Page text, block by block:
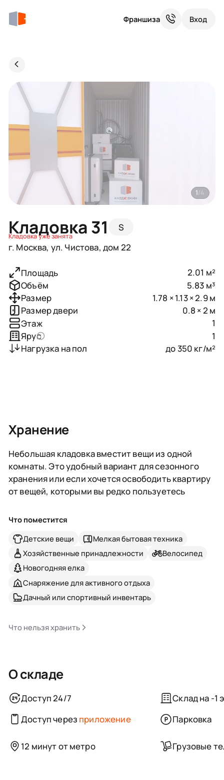
Франшиза Вход
Кладовка 31 S
Кладовка уже занята
г. Москва, ул. Чистова, дом 22
1/4
Площадь
2.01 м²
Объём
5.83 м³
Размер
1.78 × 1.13 × 2.9 м
Размер двери
0.8 × 2 м
Этаж
1
Ярус
1
Нагрузка на пол
до 350 кг/м²
Хранение
Небольшая кладовка вместит вещи из одной
комнаты. Это удобный вариант для сезонного
хранения или если хочется освободить квартиру
от вещей, которыми вы редко пользуетесь
Что поместится
Детские вещи
Мелкая бытовая техника
Хозяйственные принадлежности
Велосипед
Новогодняя елка
Снаряжение для активного отдыха
Дачный или спортивный инвентарь
Что нельзя хранить
О складе
Доступ 24/7
Склад на -1
Доступ через приложение Парковка
12 минут от метро Грузовые